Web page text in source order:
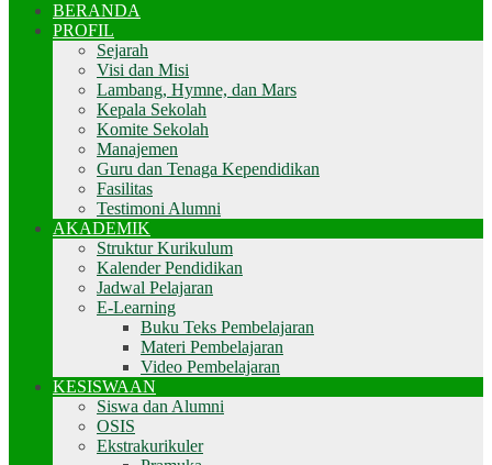
BERANDA
PROFIL
Sejarah
Visi dan Misi
Lambang, Hymne, dan Mars
Kepala Sekolah
Komite Sekolah
Manajemen
Guru dan Tenaga Kependidikan
Fasilitas
Testimoni Alumni
AKADEMIK
Struktur Kurikulum
Kalender Pendidikan
Jadwal Pelajaran
E-Learning
Buku Teks Pembelajaran
Materi Pembelajaran
Video Pembelajaran
KESISWAAN
Siswa dan Alumni
OSIS
Ekstrakurikuler